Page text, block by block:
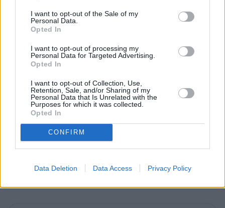
I want to opt-out of the Sale of my
Personal Data.
Opted In
I want to opt-out of processing my
Personal Data for Targeted Advertising.
Opted In
I want to opt-out of Collection, Use,
Retention, Sale, and/or Sharing of my
Personal Data that Is Unrelated with the
Purposes for which it was collected.
Opted In
CONFIRM
Data Deletion Data Access Privacy Policy
Kesä- ja talviaika
Vuonna 2026 Virginiassa siirrytään kesäaikaan
maaliskuuta
, ja takaisin talviaikaan palataan
marraskuuta . Kelloja siirretään kesäajan takia 1 tunnilla.
Päivän pituus
tuntia ja 53 minuuttia
jatkuu aina 21. joulukuuta asti, joka on vuoden lyhin päivä.
kesäkuuta.